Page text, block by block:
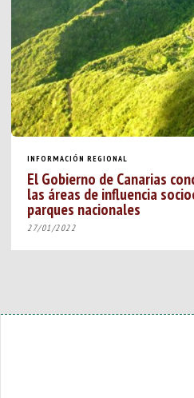
INFORMACIÓN REGIONAL
El Gobierno de Canarias
las áreas de influencia
parques nacionales
27/01/2022